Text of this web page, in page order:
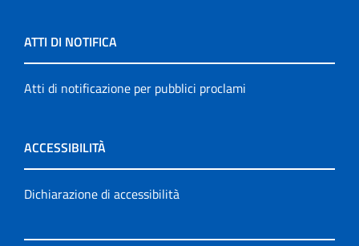
ATTI DI NOTIFICA
Atti di notificazione per pubblici proclami
ACCESSIBILITÀ
Dichiarazione di accessibilità